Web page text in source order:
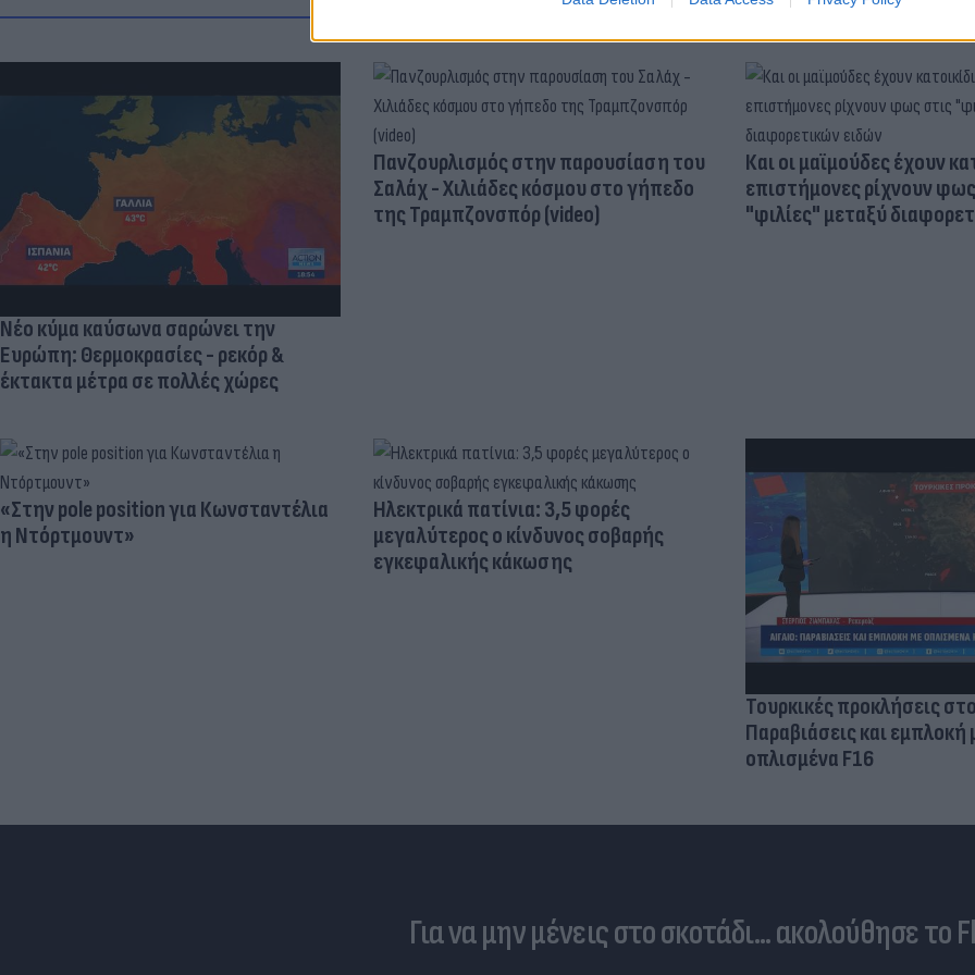
Νέο κύμα καύσωνα σαρώνει την
Ευρώπη: Θερμοκρασίες - ρεκόρ &
έκτακτα μέτρα σε πολλές χώρες
Πανζουρλισμός στην παρουσίαση του
Σαλάχ - Χιλιάδες κόσμου στο γήπεδο
της Τραμπζονσπόρ (video)
Και οι μαϊμούδες έχουν
επιστήμονες ρίχνουν
"φιλίες" μεταξύ
«Στην pole position για Κωνσταντέλια
η Ντόρτμουντ»
Ηλεκτρικά πατίνια: 3,5 φορές
μεγαλύτερος ο κίνδυνος σοβαρής
εγκεφαλικής κάκωσης
Τουρκικές προκλήσεις
Παραβιάσεις και εμπλοκή
οπλισμένα F16
Για να μην μένεις στο σκοτάδι... ακολούθησε το